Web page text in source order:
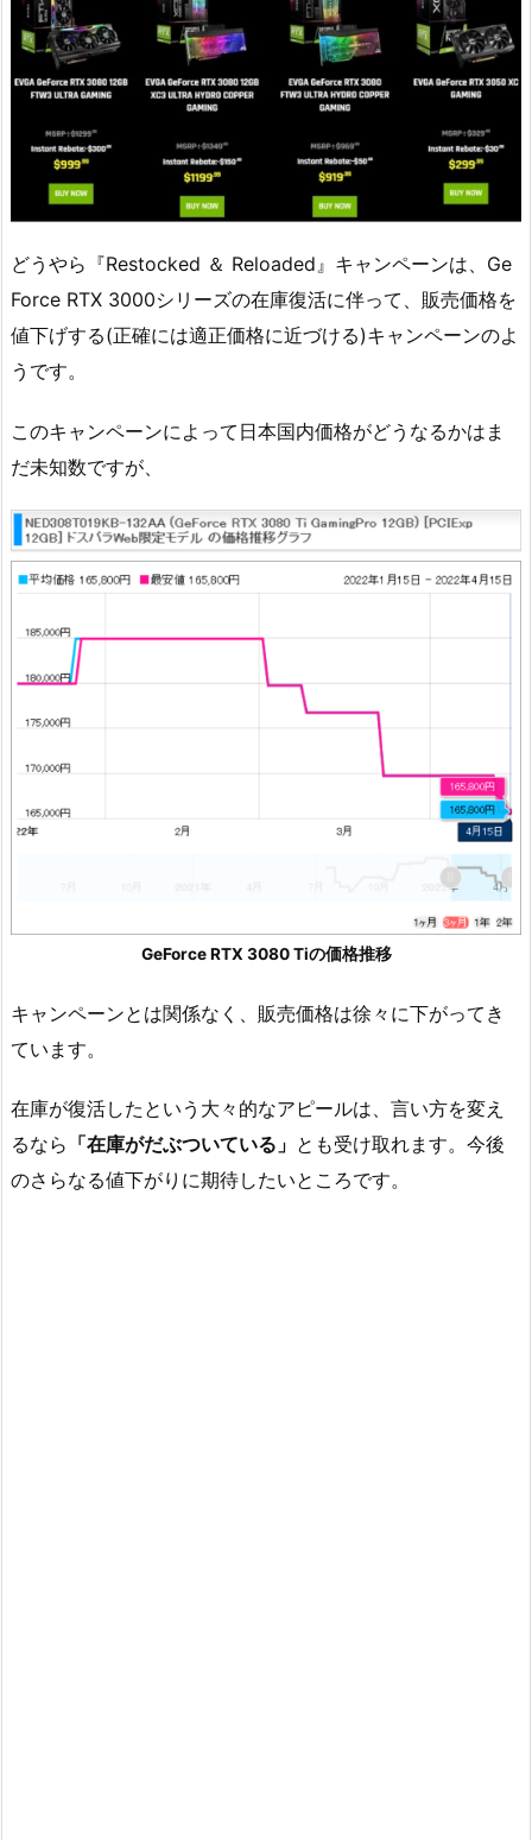
どうやら『Restocked ＆ Reloaded』キャンペーンは、Ge
Force RTX 3000シリーズの在庫復活に伴って、販売価格を
値下げする(正確には適正価格に近づける)キャンペーンのよ
うです。
このキャンペーンによって日本国内価格がどうなるかはま
だ未知数ですが、
GeForce RTX 3080 Tiの価格推移
キャンペーンとは関係なく、販売価格は徐々に下がってき
ています。
在庫が復活したという大々的なアピールは、言い方を変え
るなら 「在庫がだぶついている」 とも受け取れます。今後
のさらなる値下がりに期待したいところです。